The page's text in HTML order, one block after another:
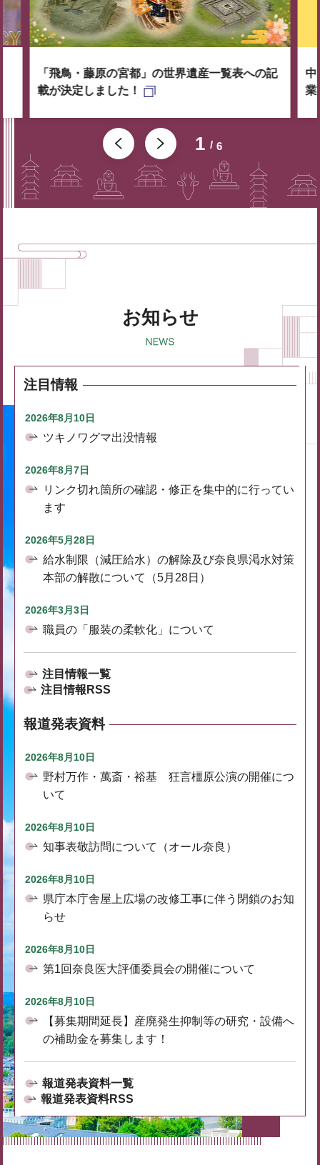
1 6
「飛鳥・藤原の宮都」の世界遺産一覧表への記
載が決定しました！
中
業
お知らせ
注目情報
2026年8月10日
ツキノワグマ出没情報
2026年8月7日
リンク切れ箇所の確認・修正を集中的に行ってい
ます
2026年5月28日
給水制限（減圧給水）の解除及び奈良県渇水対策
本部の解散について（5月28日）
2026年3月3日
職員の「服装の柔軟化」について
注目情報一覧
注目情報RSS
報道発表資料
2026年8月10日
野村万作・萬斎・裕基 狂言橿原公演の開催につ
いて
2026年8月10日
知事表敬訪問について（オール奈良）
2026年8月10日
県庁本庁舎屋上広場の改修工事に伴う閉鎖のお知
らせ
2026年8月10日
第1回奈良医大評価委員会の開催について
2026年8月10日
【募集期間延長】産廃発生抑制等の研究・設備へ
の補助金を募集します！
報道発表資料一覧
報道発表資料RSS